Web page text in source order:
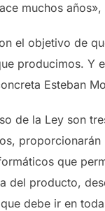
muchos
el objetivo de
producimos. Y
Esteban
de la Ley son
que
del producto,
debe ir en